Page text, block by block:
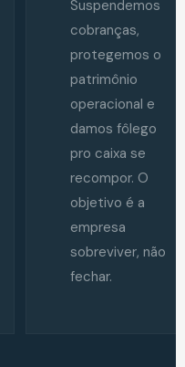
Suspendemos
cobranças,
protegemos o
patrimônio
operacional e
damos fôlego
pro caixa se
recompor. O
objetivo é a
empresa
sobreviver, não
fechar.